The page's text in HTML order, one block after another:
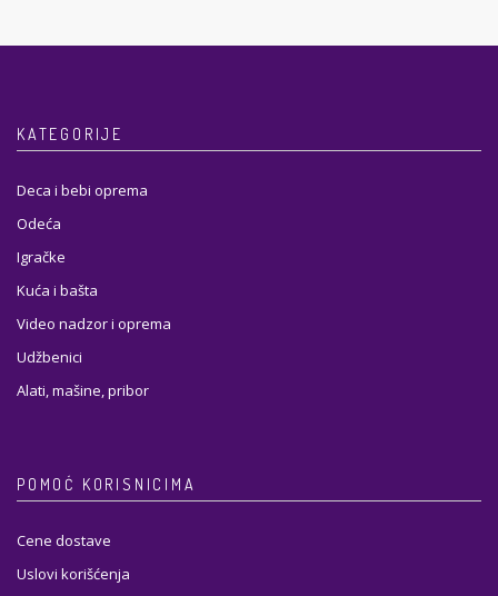
KATEGORIJE
Deca i bebi oprema
Odeća
Igračke
Kuća i bašta
Video nadzor i oprema
Udžbenici
Alati, mašine, pribor
POMOĆ KORISNICIMA
Cene dostave
Uslovi korišćenja